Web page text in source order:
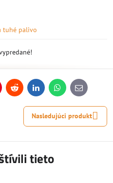
tuhé palivo
Reddit LinkedInWhatsApp
E-
mail
Nasledujúci produkt
tieto